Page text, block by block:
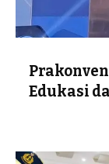
Edukasi